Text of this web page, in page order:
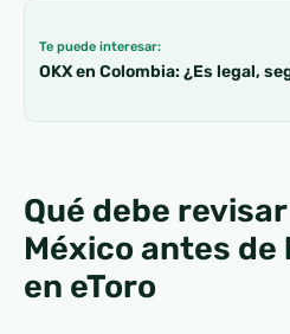
Te puede interesar:
OKX en Colombia: ¿Es legal,
Qué debe
México antes
en eToro